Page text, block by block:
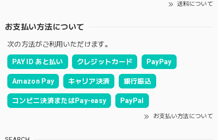
送料について
お支払い方法について
次の方法がご利用いただけます。
PAY ID あと払い クレジットカード PayPay
Amazon Pay キャリア決済 銀行振込
コンビニ決済またはPay-easy PayPal
お支払い方法について